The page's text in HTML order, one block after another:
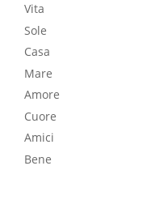
Vita
Sole
Casa
Mare
Amore
Cuore
Amici
Bene